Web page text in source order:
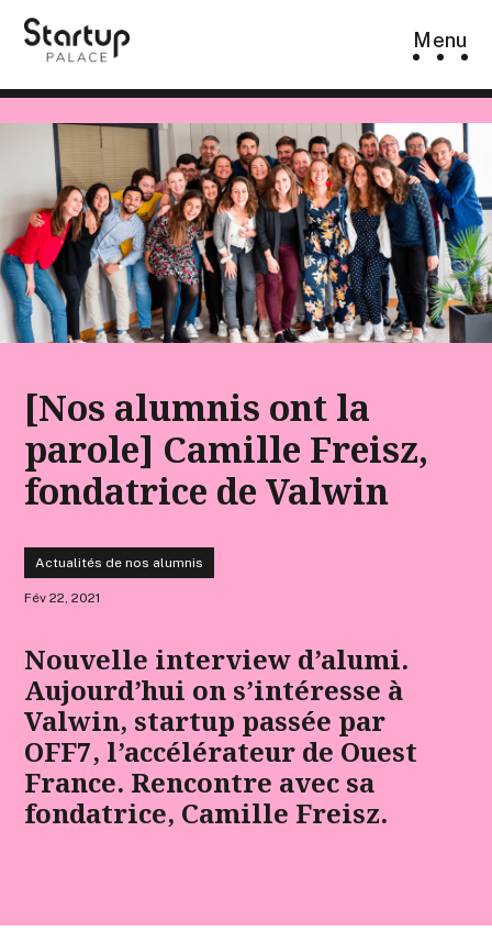
Skip
Menu
[Nos alumnis ont la
parole] Camille Freisz,
fondatrice de Valwin
Actualités de nos alumnis
Fév 22, 2021
Nouvelle interview d’alumi.
Aujourd’hui on s’intéresse à
Valwin, startup passée par
OFF7, l’accélérateur de Ouest
France. Rencontre avec sa
fondatrice, Camille Freisz.